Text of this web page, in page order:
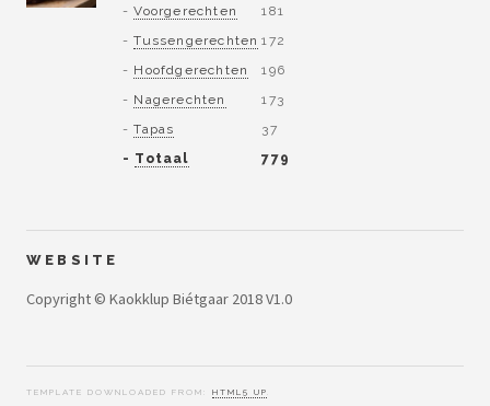
-Voorgerechten
-Tussengerechten
- Hoofdgerechten
- Nagerechten
-Tapas
- Totaal
181
172
196
173
37
779
WEBSITE
Copyright © Kaokklup Biétgaar 2018 V1.0
TEMPLATE DOWNLOADED FROM: HTML5 UP.